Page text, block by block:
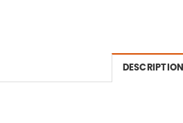
DESCRIPTION